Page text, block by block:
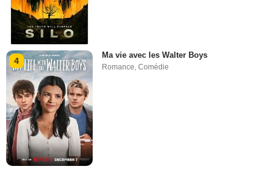
4
Ma vie avec les Walter Boys
Romance,Comédie